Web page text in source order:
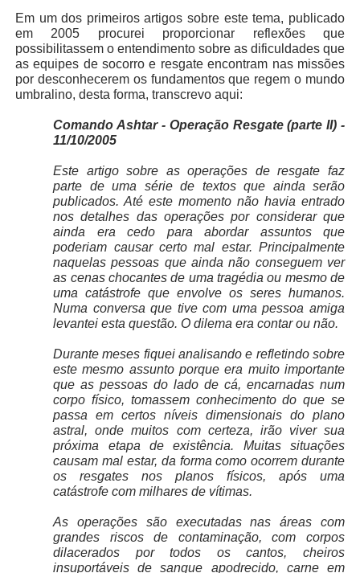
Em um dos primeiros artigos sobre este tema, publicado
em 2005 procurei proporcionar reflexões que
possibilitassem o entendimento sobre as dificuldades que
as equipes de socorro e resgate encontram nas missões
por desconhecerem os fundamentos que regem o mundo
umbralino, desta forma, transcrevo aqui:
Comando Ashtar - Operação Resgate (parte II) -
11/10/2005
Este artigo sobre as operações de resgate faz
parte de uma série de textos que ainda serão
publicados. Até este momento não havia entrado
nos detalhes das operações por considerar que
ainda era cedo para abordar assuntos que
poderiam causar certo mal estar. Principalmente
naquelas pessoas que ainda não conseguem ver
as cenas chocantes de uma tragédia ou mesmo de
uma catástrofe que envolve os seres humanos.
Numa conversa que tive com uma pessoa amiga
levantei esta questão. O dilema era contar ou não.
Durante meses fiquei analisando e refletindo sobre
este mesmo assunto porque era muito importante
que as pessoas do lado de cá, encarnadas num
corpo físico, tomassem conhecimento do que se
passa em certos níveis dimensionais do plano
astral, onde muitos com certeza, irão viver sua
próxima etapa de existência. Muitas situações
causam mal estar, da forma como ocorrem durante
os resgates nos planos físicos, após uma
catástrofe com milhares de vítimas.
As operações são executadas nas áreas com
grandes riscos de contaminação, com corpos
dilacerados por todos os cantos, cheiros
insuportáveis de sangue apodrecido, carne em